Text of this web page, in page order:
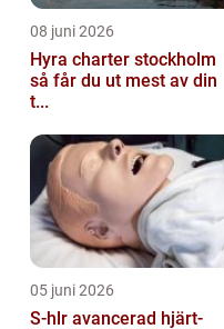
08 juni 2026
Hyra charter stockholm
så får du ut mest av din
t...
05 juni 2026
S-hlr avancerad hjärt-